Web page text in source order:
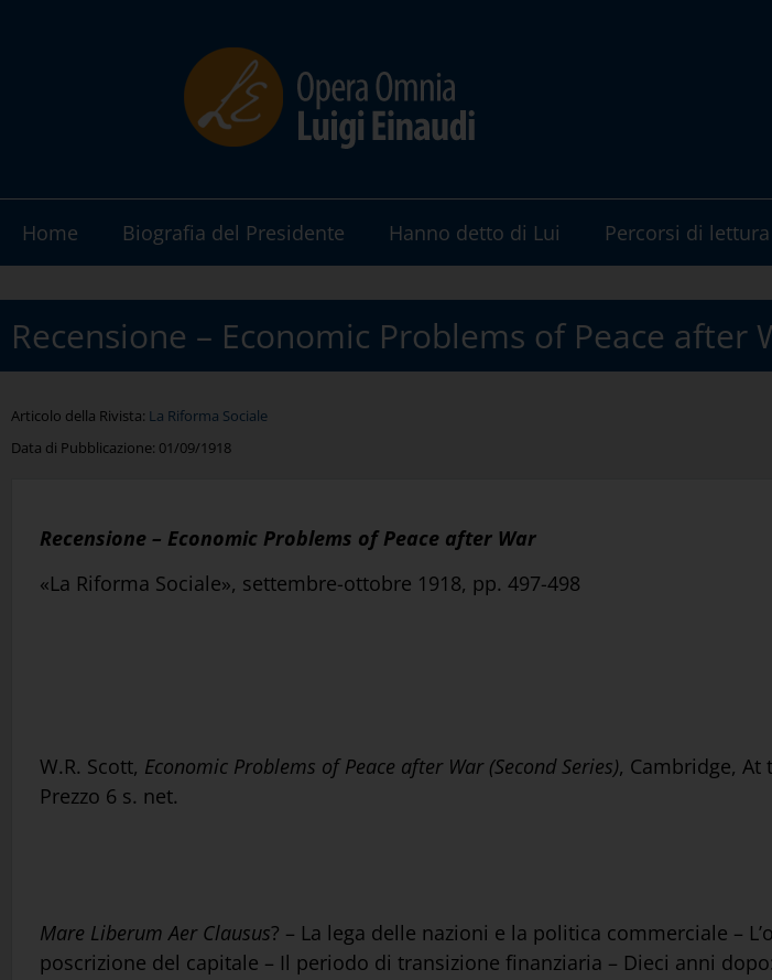
Home Biografia del Presidente Hanno detto di Lui Percorsi di lettura
Recensione – Economic Problems of Peace after
Articolo della Rivista: La Riforma Sociale
Data di Pubblicazione: 01/09/1918
Recensione – Economic Problems of Peace after War
«La Riforma Sociale», settembre-ottobre 1918, pp. 497-498
W.R. Scott, Economic Problems of Peace after War (Second Series), Cambridge, At
Prezzo 6 s. net.
Mare Liberum Aer Clausus? – La lega delle nazioni e la politica commerciale –
poscrizione del capitale – Il periodo di transizione finanziaria – Dieci anni